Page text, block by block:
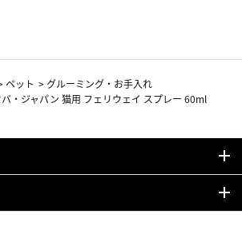
ペット > グルーミング・お手入れ
・ジャパン 猫用 フェリウェイ スプレー 60ml